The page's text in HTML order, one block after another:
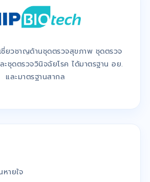
ยวชาญด้านชุดตรวจสุขภาพ ชุดตรวจ
ชุดตรวจวินิจฉัยโรค ได้มาตรฐาน อย.
และมาตรฐานสากล
ายใจ